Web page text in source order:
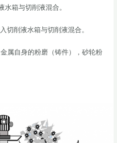
水箱与切削液混合。
切削液水箱与切削液混合。
属自身的粉磨（铸件），砂轮粉